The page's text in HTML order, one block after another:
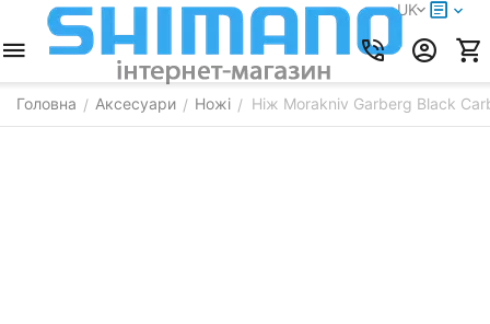
UK
Головна / Аксесуари / Ножі / Ніж Morakniv Garberg Black